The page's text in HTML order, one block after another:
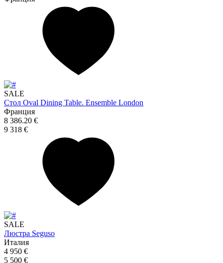
SALE
Стол Oval Dining Table. Ensemble London
Франция
8 386.20 €
9 318 €
SALE
Люстра Seguso
Италия
4 950 €
5 500 €